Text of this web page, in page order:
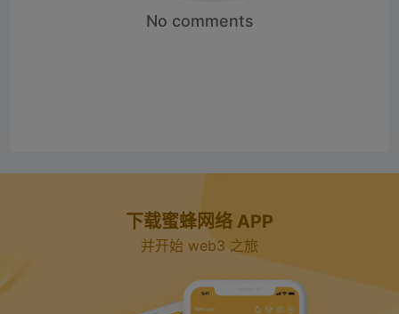
No comments
下载蜜蜂网络 APP
并开始 web3 之旅